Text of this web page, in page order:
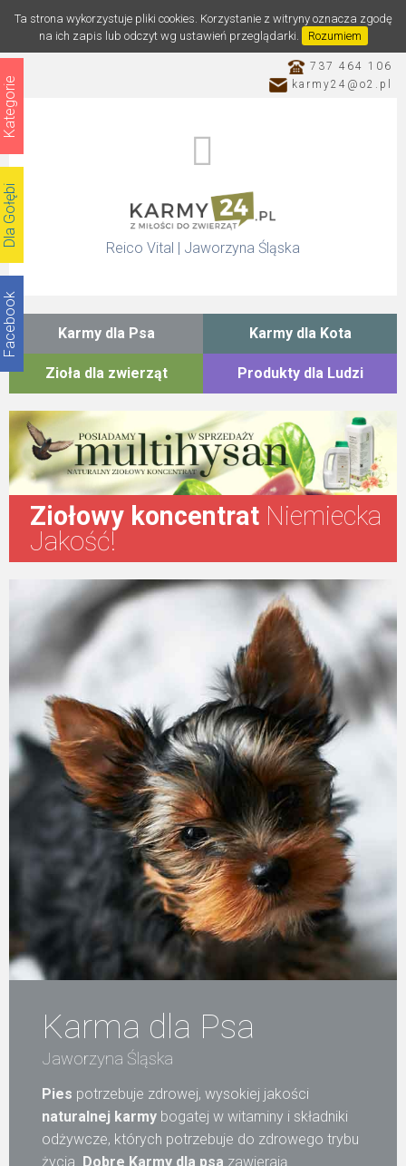
Ta strona wykorzystuje pliki cookies. Korzystanie z witryny oznacza zgodę
na ich zapis lub odczyt wg ustawień przeglądarki.
Rozumiem
737 464 106
karmy24@o2.pl
Reico Vital | Jaworzyna Śląska
Katalog
Formularz
Produkty Reico
Kontakt
Karmy dla Psa Karmy dla Kota
Zioła dla zwierząt Produkty dla Ludzi
Ziołowy koncentrat Niemiecka
Jakość!
Karma dla Psa
Jaworzyna Śląska
Pies potrzebuje zdrowej, wysokiej jakości
naturalnej karmy bogatej w witaminy i składniki
odżywcze, których potrzebuje do zdrowego trybu
życia. Dobre Karmy dla psa zawierają
Facebook
Dla Gołębi
Kategorie